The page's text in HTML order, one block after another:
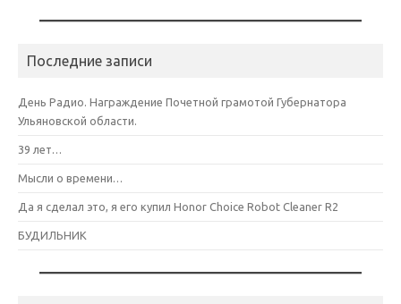
Последние записи
День Радио. Награждение Почетной грамотой Губернатора
Ульяновской области.
39 лет…
Мысли о времени…
Да я сделал это, я его купил Honor Choice Robot Cleaner R2
БУДИЛЬНИК